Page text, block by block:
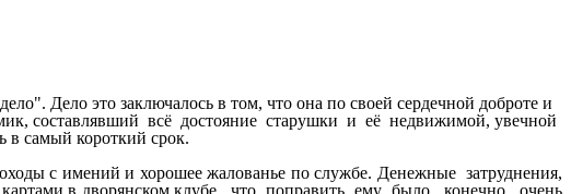
Дело это заключалось в том, что она по своей сердечной доброте и
составлявший всё достояние старушки и её недвижимой, увечной
в самый короткий срок.
с имений и хорошее жалованье по службе. Денежные затруднения,